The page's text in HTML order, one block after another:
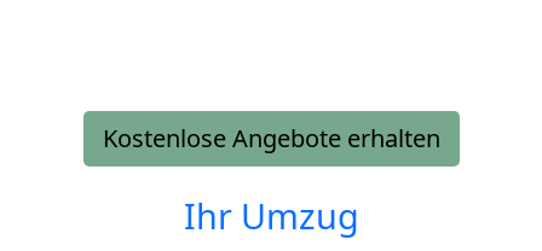
Kostenlose Angebote erhalten
Ihr Umzug